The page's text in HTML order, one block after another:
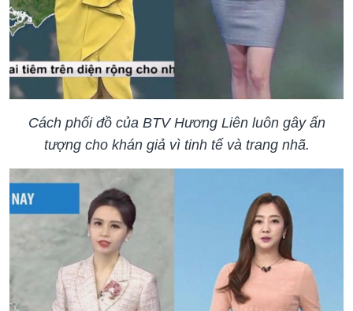
Cách phối đồ của BTV Hương Liên luôn gây ấn
tượng cho khán giả vì tinh tế và trang nhã.